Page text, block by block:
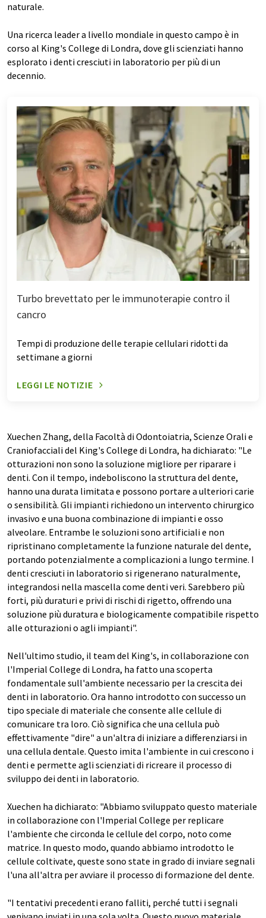
naturale.
Una ricerca leader a livello mondiale in questo campo è in
corso al King's College di Londra, dove gli scienziati hanno
esplorato i denti cresciuti in laboratorio per più di un
decennio.
Turbo brevettato per le immunoterapie contro il
cancro
Tempi di produzione delle terapie cellulari ridotti da
settimane a giorni
LEGGI LE NOTIZIE
Xuechen Zhang, della Facoltà di Odontoiatria, Scienze Orali e
Craniofacciali del King's College di Londra, ha dichiarato: "Le
otturazioni non sono la soluzione migliore per riparare i
denti. Con il tempo, indeboliscono la struttura del dente,
hanno una durata limitata e possono portare a ulteriori carie
o sensibilità. Gli impianti richiedono un intervento chirurgico
invasivo e una buona combinazione di impianti e osso
alveolare. Entrambe le soluzioni sono artificiali e non
ripristinano completamente la funzione naturale del dente,
portando potenzialmente a complicazioni a lungo termine. I
denti cresciuti in laboratorio si rigenerano naturalmente,
integrandosi nella mascella come denti veri. Sarebbero più
forti, più duraturi e privi di rischi di rigetto, offrendo una
soluzione più duratura e biologicamente compatibile rispetto
alle otturazioni o agli impianti".
Nell'ultimo studio, il team del King's, in collaborazione con
l'Imperial College di Londra, ha fatto una scoperta
fondamentale sull'ambiente necessario per la crescita dei
denti in laboratorio. Ora hanno introdotto con successo un
tipo speciale di materiale che consente alle cellule di
comunicare tra loro. Ciò significa che una cellula può
effettivamente "dire" a un'altra di iniziare a differenziarsi in
una cellula dentale. Questo imita l'ambiente in cui crescono i
denti e permette agli scienziati di ricreare il processo di
sviluppo dei denti in laboratorio.
Xuechen ha dichiarato: "Abbiamo sviluppato questo materiale
in collaborazione con l'Imperial College per replicare
l'ambiente che circonda le cellule del corpo, noto come
matrice. In questo modo, quando abbiamo introdotto le
cellule coltivate, queste sono state in grado di inviare segnali
l'una all'altra per avviare il processo di formazione del dente.
"I tentativi precedenti erano falliti, perché tutti i segnali